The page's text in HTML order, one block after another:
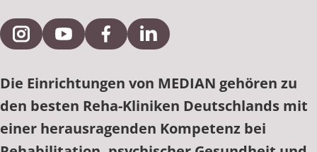
Externe Verlinkung zu Instagram
Externe Verlinkung zu YouTube
Externe Verlinkung zu Facebook
Externe Verlinkung zu
Die Einrichtungen von MEDIAN gehören zu
den besten Reha-Kliniken Deutschlands mit
einer herausragenden Kompetenz bei